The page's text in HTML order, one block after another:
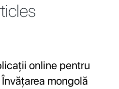
online pentru
mongolă